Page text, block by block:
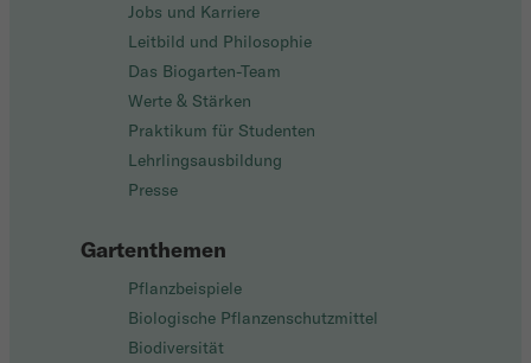
Jobs und Karriere
Leitbild und Philosophie
Das Biogarten-Team
Werte & Stärken
Praktikum für Studenten
Lehrlingsausbildung
Presse
Gartenthemen
Pflanzbeispiele
Biologische Pflanzenschutzmittel
Biodiversität